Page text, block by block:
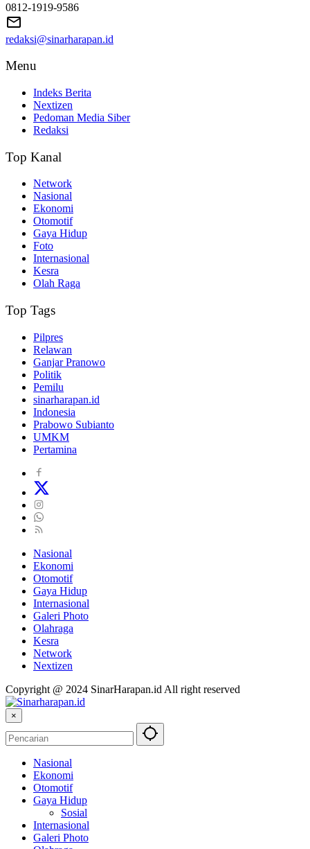
0812-1919-9586
redaksi@sinarharapan.id
Menu
Indeks Berita
Nextizen
Pedoman Media Siber
Redaksi
Top Kanal
Network
Nasional
Ekonomi
Otomotif
Gaya Hidup
Foto
Internasional
Kesra
Olah Raga
Top Tags
Pilpres
Relawan
Ganjar Pranowo
Politik
Pemilu
sinarharapan.id
Indonesia
Prabowo Subianto
UMKM
Pertamina
Nasional
Ekonomi
Otomotif
Gaya Hidup
Internasional
Galeri Photo
Olahraga
Kesra
Network
Nextizen
Copyright @ 2024 SinarHarapan.id All right reserved
×
Nasional
Ekonomi
Otomotif
Gaya Hidup
Sosial
Internasional
Galeri Photo